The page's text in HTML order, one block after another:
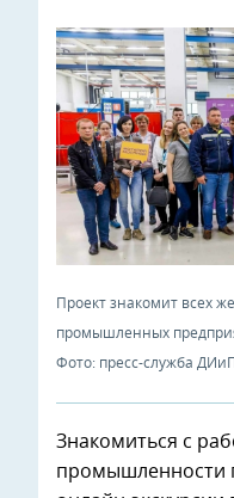
Проект знакомит всех
промышленных
Фото: пресс-служба
Знакомиться с
промышленности